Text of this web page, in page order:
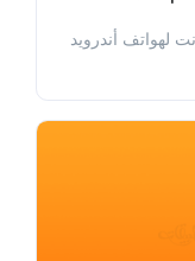
لهواتف أندرويد